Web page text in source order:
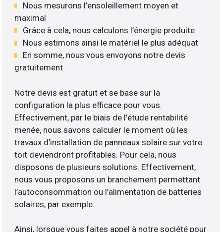
Nous mesurons l’ensoleillement moyen et
maximal
Grâce à cela, nous calculons l’énergie produite
Nous estimons ainsi le matériel le plus adéquat
En somme, nous vous envoyons notre devis
gratuitement
Notre devis est gratuit et se base sur la
configuration la plus efficace pour vous.
Effectivement, par le biais de l’étude rentabilité
menée, nous savons calculer le moment où les
travaux d’installation de panneaux solaire sur votre
toit deviendront profitables. Pour cela, nous
disposons de plusieurs solutions. Effectivement,
nous vous proposons un branchement permettant
l’autoconsommation ou l’alimentation de batteries
solaires, par exemple.
Ainsi, lorsque vous faites appel à notre société pour